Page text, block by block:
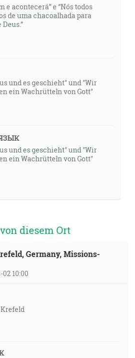
e acontecerá” e “Nós todos
de uma chacoalhada para
und es geschieht" und "Wir
ein Wachrütteln von Gott"
und es geschieht" und "Wir
ein Wachrütteln von Gott"
diesem Ort
Germany, Missions-
10:00
Krefeld